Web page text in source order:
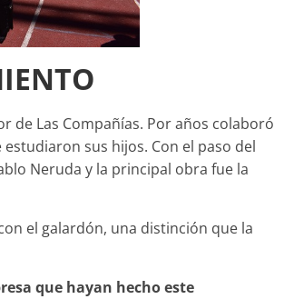
de Las Compañías. Por años colaboró
sus hijos. Con el paso del
Neruda y la principal obra fue la
el galardón, una distinción que la
que hayan hecho este